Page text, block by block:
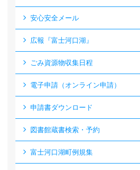
安心安全メール
広報『富士河口湖』
ごみ資源物収集日程
電子申請（オンライン申請）
申請書ダウンロード
図書館蔵書検索・予約
富士河口湖町例規集